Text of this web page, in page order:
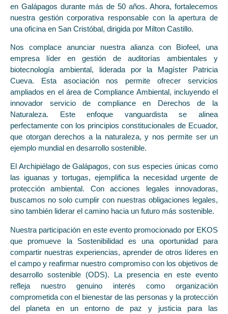
en Galápagos durante más de 50 años. Ahora, fortalecemos
nuestra gestión corporativa responsable con la apertura de
una oficina en San Cristóbal, dirigida por Milton Castillo.
Nos complace anunciar nuestra alianza con Biofeel, una
empresa líder en gestión de auditorías ambientales y
biotecnología ambiental, liderada por la Magíster Patricia
Cueva. Esta asociación nos permite ofrecer servicios
ampliados en el área de Compliance Ambiental, incluyendo el
innovador servicio de compliance en Derechos de la
Naturaleza. Este enfoque vanguardista se alinea
perfectamente con los principios constitucionales de Ecuador,
que otorgan derechos a la naturaleza, y nos permite ser un
ejemplo mundial en desarrollo sostenible.
El Archipiélago de Galápagos, con sus especies únicas como
las iguanas y tortugas, ejemplifica la necesidad urgente de
protección ambiental. Con acciones legales innovadoras,
buscamos no solo cumplir con nuestras obligaciones legales,
sino también liderar el camino hacia un futuro más sostenible.
Nuestra participación en este evento promocionado por EKOS
que promueve la Sostenibilidad es una oportunidad para
compartir nuestras experiencias, aprender de otros líderes en
el campo y reafirmar nuestro compromiso con los objetivos de
desarrollo sostenible (ODS). La presencia en este evento
refleja nuestro genuino interés como organización
comprometida con el bienestar de las personas y la protección
del planeta en un entorno de paz y justicia para las